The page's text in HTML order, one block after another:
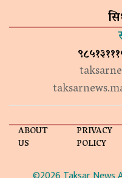
ABOUT
US
PRIVACY
POLICY